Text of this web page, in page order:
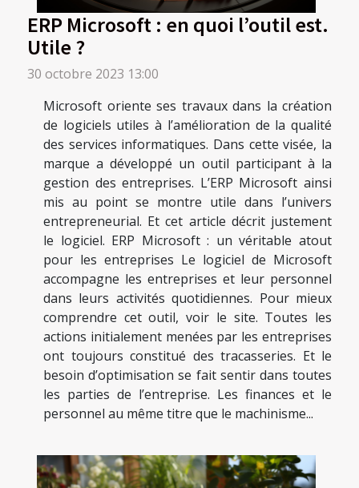
ERP Microsoft : en quoi l’outil est.
Utile ?
30 octobre 2023 13:00
Microsoft oriente ses travaux dans la création
de logiciels utiles à l’amélioration de la qualité
des services informatiques. Dans cette visée, la
marque a développé un outil participant à la
gestion des entreprises. L’ERP Microsoft ainsi
mis au point se montre utile dans l’univers
entrepreneurial. Et cet article décrit justement
le logiciel. ERP Microsoft : un véritable atout
pour les entreprises Le logiciel de Microsoft
accompagne les entreprises et leur personnel
dans leurs activités quotidiennes. Pour mieux
comprendre cet outil, voir le site. Toutes les
actions initialement menées par les entreprises
ont toujours constitué des tracasseries. Et le
besoin d’optimisation se fait sentir dans toutes
les parties de l’entreprise. Les finances et le
personnel au même titre que le machinisme...